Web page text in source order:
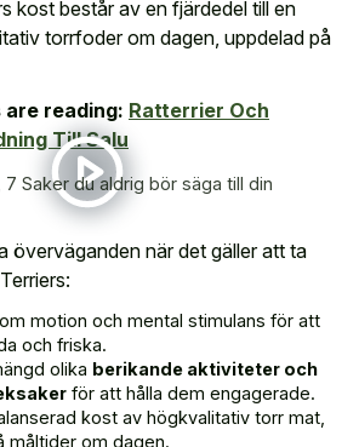
kost består av en fjärdedel till en
torrfoder om dagen, uppdelad på
reading: Ratterrier Och
Till Salu
7 Saker du aldrig bör säga till din
överväganden när det gäller att ta
motion och mental stimulans för att
och friska.
olika berikande aktiviteter och
för att hålla dem engagerade.
kost av högkvalitativ torr mat,
måltider om dagen.